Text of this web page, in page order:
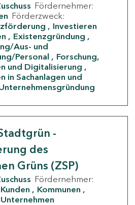
Fördernehmer:
Förderzweck:
Investieren
Existenzgründung
Aus- und
Personal
Forschung,
und Digitalisierung
in Sachanlagen und
-
des
Grüns (ZSP)
Fördernehmer:
Kommunen